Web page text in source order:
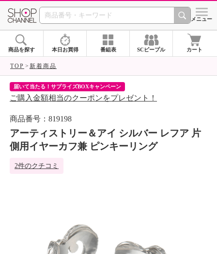
SHOP CHANNEL シメニュー
商品を探す 本日お買得 番組表 SCピープル カート
TOP 新着商品
届いて当たる！サプライズBOXキャンペーン
ご購入金額相当のクーポンをプレゼント！
商品番号：819198
アーティストリー＆アイ シルバー レフア 片
側用イヤーカフ兼 ピンキーリング
2件のクチコミ